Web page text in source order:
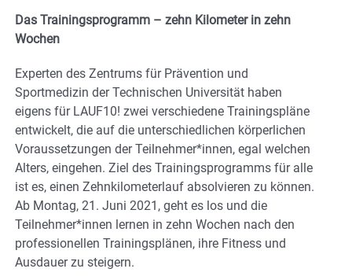
Das Trainingsprogramm – zehn Kilometer in zehn
Wochen
Experten des Zentrums für Prävention und
Sportmedizin der Technischen Universität haben
eigens für LAUF10! zwei verschiedene Trainingspläne
entwickelt, die auf die unterschiedlichen körperlichen
Voraussetzungen der Teilnehmer*innen, egal welchen
Alters, eingehen. Ziel des Trainingsprogramms für alle
ist es, einen Zehnkilometerlauf absolvieren zu können.
Ab Montag, 21. Juni 2021, geht es los und die
Teilnehmer*innen lernen in zehn Wochen nach den
professionellen Trainingsplänen, ihre Fitness und
Ausdauer zu steigern.